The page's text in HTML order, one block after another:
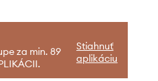
za min. 89
Stiahnuť
aplikáciu